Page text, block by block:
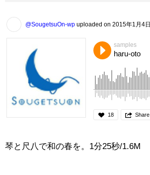
@SougetsuOn-wp uploaded on 2015年1月4日
samples
haru-oto
18 Share
琴と尺八で和の春を。1分25秒/1.6M